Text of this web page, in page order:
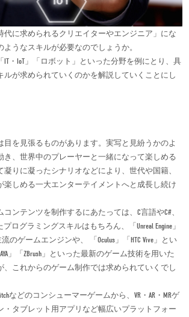
代に求められるクリエイターやエンジニア」にな
うなスキルが必要なのでしょうか。
・IoT」「ロボット」といった分野を例にとり、具
ルが求められていくのかを解説していくことにし
目を見張るものがあります。実写と見紛うかのよ
き、世界中のプレーヤーと一緒になって楽しめる
凝りに凝ったシナリオなどにより、世代や国籍、
楽しめる一大エンターテイメントへと成長し続け
ンテンツを制作するにあたっては、C言語やC#、
プログラミングスキルはもちろん、「Unreal Engine」
のゲームエンジンや、 「Oculus」「HTC Vive」とい
」「ZBrush」といった最新のゲーム技術を用いた
、これからのゲーム制作では求められていくでし
などのコンシューマーゲームから、VR・AR・MRゲ
・タブレット用アプリなど幅広いプラットフォー